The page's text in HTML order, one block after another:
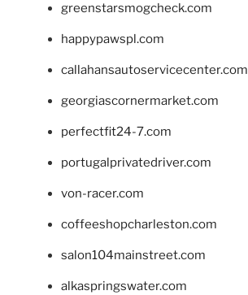
greenstarsmogcheck.com
happypawspl.com
callahansautoservicecenter.com
georgiascornermarket.com
perfectfit24-7.com
portugalprivatedriver.com
von-racer.com
coffeeshopcharleston.com
salon104mainstreet.com
alkaspringswater.com